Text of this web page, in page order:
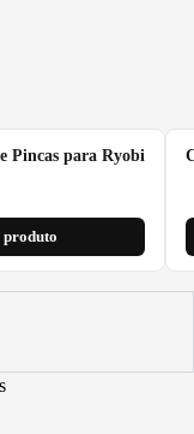
Pincas para Ryobi
produto